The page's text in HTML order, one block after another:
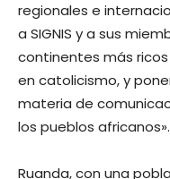
regionales e
a SIGNIS y a sus
continentes más
en catolicismo, y
materia de
los pueblos africanos».
Ruanda, con una